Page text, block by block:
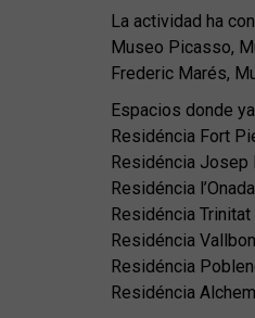
La actividad ha
Museo Picasso,
Frederic Marés,
Espacios donde
Residéncia Fort
Residéncia Josep
Residéncia
Residéncia Trinitat
Residéncia
Residéncia
Residéncia